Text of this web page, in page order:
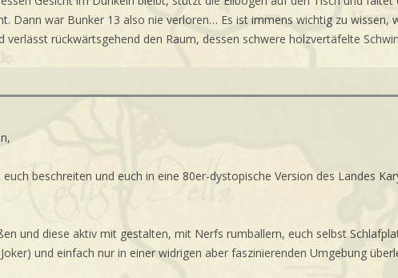
Dann war Bunker 13 also nie verloren… Es ist immens wichtig zu wissen,
rückwärtsgehend den Raum, dessen schwere holzvertäfelte
beschreiten und euch in eine 80er-dystopische Version des Landes
und diese aktiv mit gestalten, mit Nerfs rumballern, euch selbst
und einfach nur in einer widrigen aber faszinierenden Umgebung